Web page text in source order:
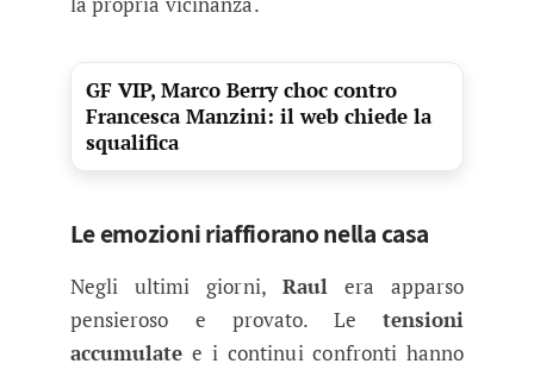
GF VIP, Marco Berry choc contro
Francesca Manzini: il web chiede la
squalifica
Le emozioni riaffiorano nella casa
Negli ultimi giorni, Raulera apparso
pensieroso e provato. Le tensioni
accumulate e i continui confronti hanno